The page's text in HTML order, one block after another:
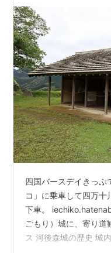
四国バースデイきっぷ
コ」に乗車して四万
下車。
ごもり）城に、寄り道
ス 河後森城の歴史 城